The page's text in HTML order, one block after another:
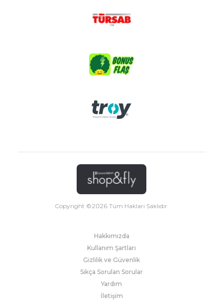
Copyright ©2026Tüm Hakları Saklıdır.
Hakkımızda
Kullanım Şartları
Gizlilik ve Güvenlik
Sıkça Sorulan Sorular
Yardım
İletişim